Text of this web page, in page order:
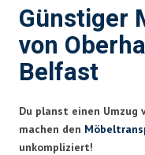
Günstiger
von
Belfast
Du planst einen Umzug
machen den
unkompliziert!